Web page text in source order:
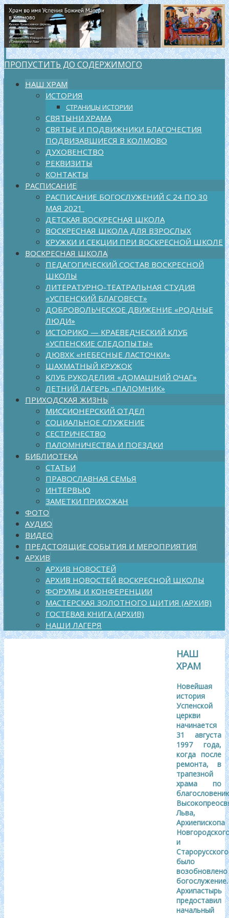
ПРОПУСТИТЬ ДО СОДЕРЖИМОГО
НАШ ХРАМ
ИСТОРИЯ
СТРАНИЦЫ ИСТОРИИ
СВЯТЫНИ ХРАМА
СВЯТЫЕ И ПОДВИЖНИКИ БЛАГОЧЕСТИЯ
ПОДВИЗАВШИЕСЯ В КОЛМОВО
ДУХОВЕНСТВО
РЕКВИЗИТЫ
КОНТАКТЫ
РАСПИСАНИЕ
РАСПИСАНИЕ БОГОСЛУЖЕНИЙ С 24 ПО 30
МАЯ 2021
ДЕТСКАЯ ВОСКРЕСНАЯ ШКОЛА
ВОСКРЕСНАЯ ШКОЛА ДЛЯ ВЗРОСЛЫХ
КРУЖКИ И СЕКЦИИ ПРИ ВОСКРЕСНОЙ ШКОЛЕ
ВОСКРЕСНАЯ ШКОЛА
ПЕДАГОГИЧЕСКИЙ СОСТАВ ВОСКРЕСНОЙ
ШКОЛЫ
ЛИТЕРАТУРНО-ТЕАТРАЛЬНАЯ СТУДИЯ
«УСПЕНСКИЙ БЛАГОВЕСТ»
ДОБРОВОЛЬЧЕСКОЕ ДВИЖЕНИЕ «РОДНЫЕ
ЛЮДИ»
ИСТОРИКО — КРАЕВЕДЧЕСКИЙ КЛУБ
«УСПЕНСКИЕ СЛЕДОПЫТЫ»
ДЮВХК «НЕБЕСНЫЕ ЛАСТОЧКИ»
ШАХМАТНЫЙ КРУЖОК
КЛУБ РУКОДЕЛИЯ «ДОМАШНИЙ ОЧАГ»
ЛЕТНИЙ ЛАГЕРЬ «ПАЛОМНИК»
ПРИХОДСКАЯ ЖИЗНЬ
МИССИОНЕРСКИЙ ОТДЕЛ
СОЦИАЛЬНОЕ СЛУЖЕНИЕ
СЕСТРИЧЕСТВО
ПАЛОМНИЧЕСТВА И ПОЕЗДКИ
БИБЛИОТЕКА
СТАТЬИ
ПРАВОСЛАВНАЯ СЕМЬЯ
ИНТЕРВЬЮ
ЗАМЕТКИ ПРИХОЖАН
ФОТО
АУДИО
ВИДЕО
ПРЕДСТОЯЩИЕ СОБЫТИЯ И МЕРОПРИЯТИЯ
АРХИВ
АРХИВ НОВОСТЕЙ
АРХИВ НОВОСТЕЙ ВОСКРЕСНОЙ ШКОЛЫ
ФОРУМЫ И КОНФЕРЕНЦИИ
МАСТЕРСКАЯ ЗОЛОТНОГО ШИТИЯ (АРХИВ)
ГОСТЕВАЯ КНИГА (АРХИВ)
НАШИ ЛАГЕРЯ
НАШ
ХРАМ
Новейшая
история
Успенской
церкви
начинается
31 августа
1997
года,
когда после
ремонта, в
трапезной
храма по
Льва,
Архиепископа
и
было
возобновлено
богослужение.
Архипастырь
предоставил
начальный